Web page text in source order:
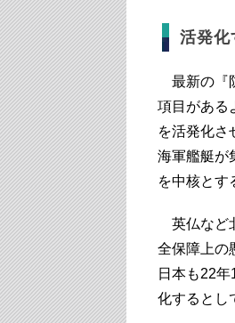
活発化
最新の『
項目がある
を活発化さ
海軍艦艇が
を中核とす
英仏など
全保障上の
日本も22
化するとし